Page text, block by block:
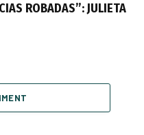
ROBADAS”: JULIETA